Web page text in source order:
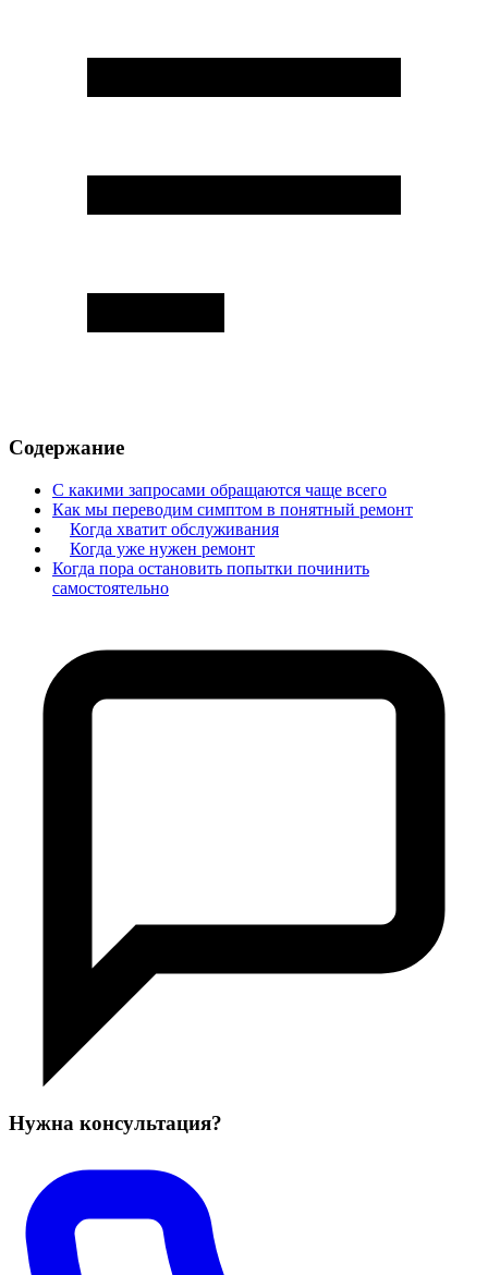
Содержание
С какими запросами обращаются чаще всего
Как мы переводим симптом в понятный ремонт
Когда хватит обслуживания
Когда уже нужен ремонт
Когда пора остановить попытки починить
самостоятельно
Нужна консультация?